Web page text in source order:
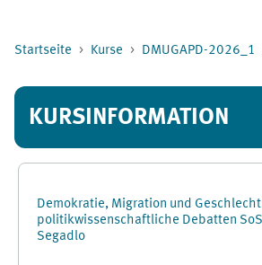
Startseite Kurse DMUGAPD-2026_1
KURSINFORMATION
Demokratie, Migration und
politikwissenschaftliche Debatten
Segadlo